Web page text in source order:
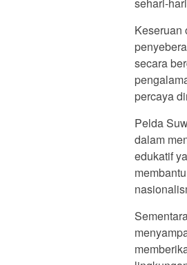
sehari-
Keseruan
secara
percaya
Pelda
dalam
edukatif